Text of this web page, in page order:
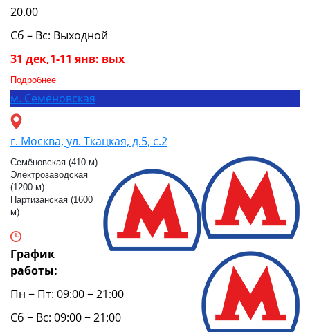
20.00
Сб – Вс: Выходной
31 дек,1-11 янв: вых
Подробнее
м. Семёновская
г. Москва, ул. Ткацкая, д.5, с.2
Семёновская (410 м)
Электрозаводская
(1200 м)
Партизанская (1600
м)
График
работы:
Пн − Пт: 09:00 − 21:00
Сб − Вс: 09:00 − 21:00